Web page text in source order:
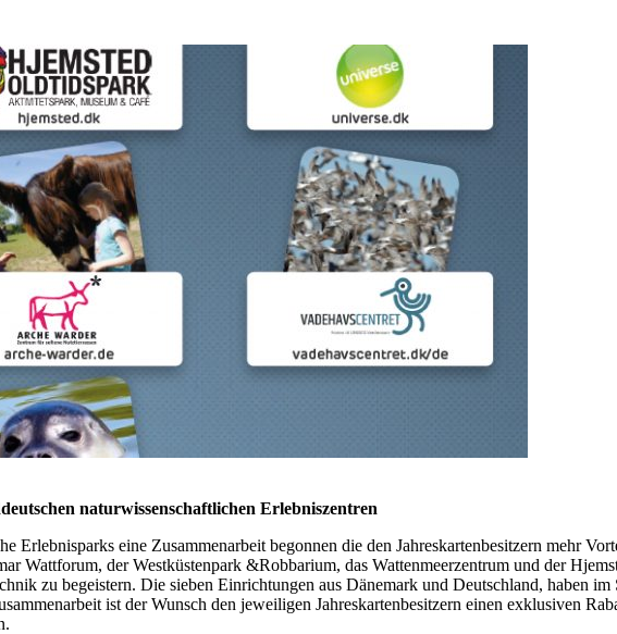
naturwissenschaftlichen Erlebniszentren
Erlebnisparks eine Zusammenarbeit begonnen die den Jahreskartenbesitzern mehr
Wattforum, der Westküstenpark &Robbarium, das Wattenmeerzentrum und der
zu begeistern. Die sieben Einrichtungen aus Dänemark und Deutschland, haben
ist der Wunsch den jeweiligen Jahreskartenbesitzern einen exklusiven